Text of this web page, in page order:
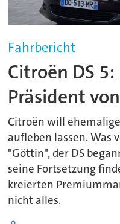
Fahrbericht
Citroën DS
Präsident
Citroën will
aufleben lassen. Was
"Göttin", der DS
seine Fortsetzung
kreierten
nicht alles.